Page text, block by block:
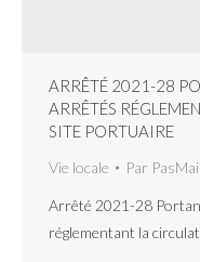
ARRÊTÉ 2021-28
ARRÊTÉS
SITE PORTUAIRE
Vie locale Par
Arrêté 2021-28
réglementant la